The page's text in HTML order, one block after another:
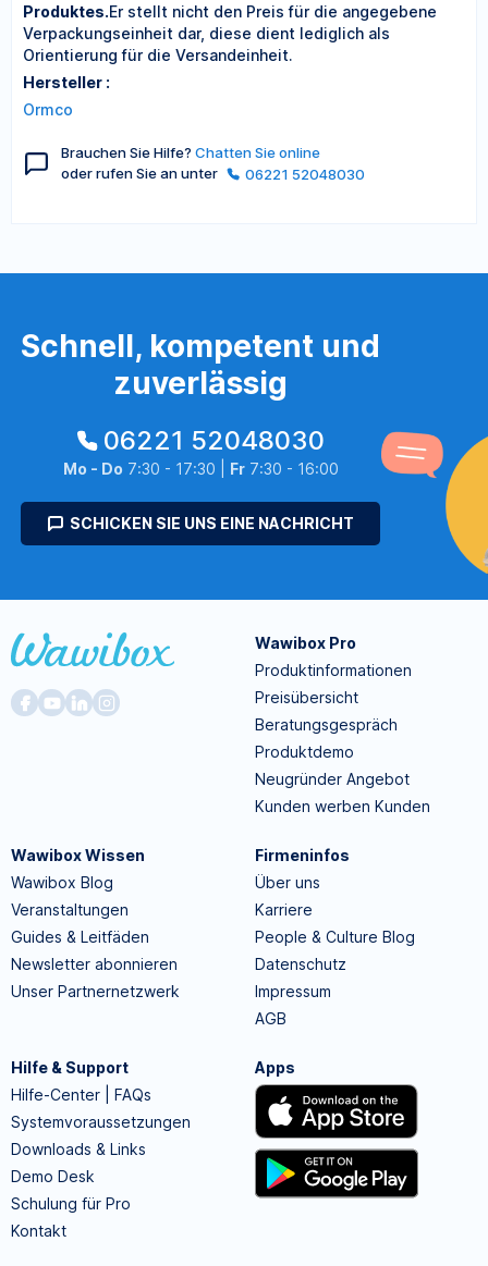
Produktes.Er stellt nicht den Preis für die angegebene
Verpackungseinheit dar, diese dient lediglich als
Orientierung für die Versandeinheit.
Hersteller :
Ormco
Brauchen Sie Hilfe? Chatten Sie online
oder rufen Sie an unter
06221 52048030
Schnell, kompetent und
zuverlässig
06221 52048030
Mo - Do 7:30 - 17:30 | Fr7:30 - 16:00
SCHICKEN SIE UNS EINE NACHRICHT
Wawibox Pro
Produktinformationen
Preisübersicht
Beratungsgespräch
Produktdemo
Neugründer Angebot
Kunden werben Kunden
Wawibox Wissen
Wawibox Blog
Veranstaltungen
Guides & Leitfäden
Newsletter abonnieren
Unser Partnernetzwerk
Firmeninfos
Über uns
Karriere
People & Culture Blog
Datenschutz
Impressum
AGB
Hilfe & Support
Hilfe-Center | FAQs
Systemvoraussetzungen
Downloads & Links
Demo Desk
Schulung für Pro
Kontakt
Apps